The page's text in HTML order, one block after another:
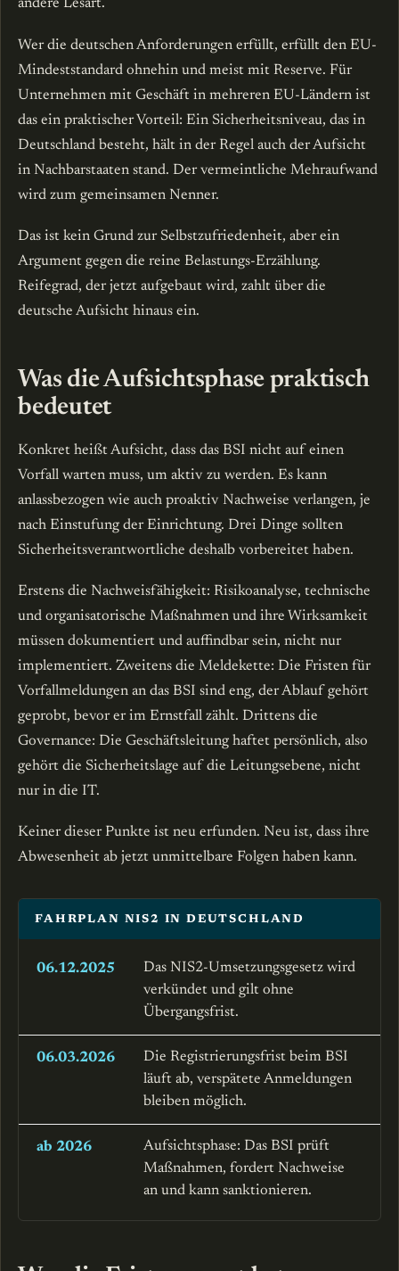
andere Lesart.
Wer die deutschen Anforderungen erfüllt, erfüllt den EU-
Mindeststandard ohnehin und meist mit Reserve. Für
Unternehmen mit Geschäft in mehreren EU-Ländern ist
das ein praktischer Vorteil: Ein Sicherheitsniveau, das in
Deutschland besteht, hält in der Regel auch der Aufsicht
in Nachbarstaaten stand. Der vermeintliche Mehraufwand
wird zum gemeinsamen Nenner.
Das ist kein Grund zur Selbstzufriedenheit, aber ein
Argument gegen die reine Belastungs-Erzählung.
Reifegrad, der jetzt aufgebaut wird, zahlt über die
deutsche Aufsicht hinaus ein.
Was die Aufsichtsphase praktisch
bedeutet
Konkret heißt Aufsicht, dass das BSI nicht auf einen
Vorfall warten muss, um aktiv zu werden. Es kann
anlassbezogen wie auch proaktiv Nachweise verlangen, je
nach Einstufung der Einrichtung. Drei Dinge sollten
Sicherheitsverantwortliche deshalb vorbereitet haben.
Erstens die Nachweisfähigkeit: Risikoanalyse, technische
und organisatorische Maßnahmen und ihre Wirksamkeit
müssen dokumentiert und auffindbar sein, nicht nur
implementiert. Zweitens die Meldekette: Die Fristen für
Vorfallmeldungen an das BSI sind eng, der Ablauf gehört
geprobt, bevor er im Ernstfall zählt. Drittens die
Governance: Die Geschäftsleitung haftet persönlich, also
gehört die Sicherheitslage auf die Leitungsebene, nicht
nur in die IT.
Keiner dieser Punkte ist neu erfunden. Neu ist, dass ihre
Abwesenheit ab jetzt unmittelbare Folgen haben kann.
FAHRPLAN NIS2 IN DEUTSCHLAND
06.12.2025
Das NIS2-Umsetzungsgesetz wird
verkündet und gilt ohne
Übergangsfrist.
06.03.2026
Die Registrierungsfrist beim BSI
läuft ab, verspätete Anmeldungen
bleiben möglich.
ab 2026
Aufsichtsphase: Das BSI prüft
Maßnahmen, fordert Nachweise
an und kann sanktionieren.